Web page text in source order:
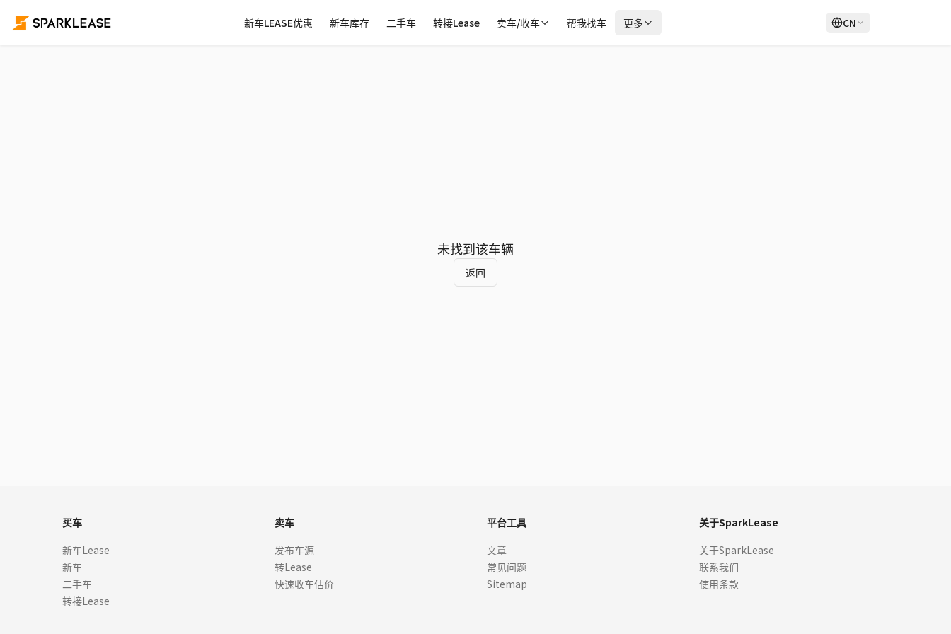
新车LEASE优惠 新车库存 二手车 转接Lease 卖车/收车 帮我找车 更多 CN
未找到该车辆
返回
买车
新车Lease
新车
二手车
转接Lease
卖车
发布车源
转Lease
快速收车估价
平台工具
文章
常见问题
Sitemap
关于SparkLease
关于SparkLease
联系我们
使用条款